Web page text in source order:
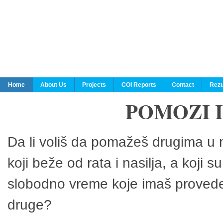
Home About Us Projects COI Reports Contact
POMOZI
Da li voliš da pomažeš drugima
koji beže od rata i nasilja, a koji
slobodno vreme koje imaš
druge?